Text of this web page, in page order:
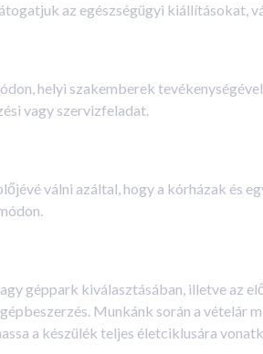
az egészségügyi kiállításokat,
helyi szakemberek
vagy szervizfeladat.
válni azáltal, hogy a kórházak és
géppark kiválasztásában, illetve az
Munkánk során a vételár
a készülék teljes életciklusára